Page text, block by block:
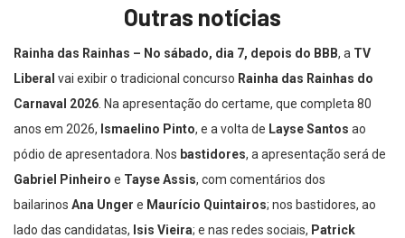
Outras notícias
Rainha das Rainhas – No sábado, dia 7, depois do BBB, a TV
Liberal vai exibir o tradicional concurso Rainha das Rainhas do
Carnaval 2026 . Na apresentação do certame, que completa 80
anos em 2026, Ismaelino Pinto, e a volta de Layse Santos ao
pódio de apresentadora. Nos bastidores, a apresentação será de
Gabriel Pinheiro e Tayse Assis, com comentários dos
bailarinos Ana Unger e Maurício Quintairos; nos bastidores, ao
lado das candidatas, Isis Vieira; e nas redes sociais, Patrick